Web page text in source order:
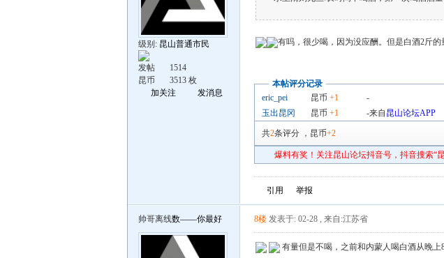
级别: 昆山普通市民
发帖
1514
昆币
3513 枚
加关注
发消息
有吗，很少喝，因为没应酬。但是白酒2斤
本帖评分记录
eric_pei
昆币 +1 -
玉出昆冈
昆币 +1 -来自 昆山论坛APP
共2条评分 ， 昆币+2
爆料有奖！关注昆山论坛抖音号，抖音搜索“
引用 举报
帅哥离线数——你最好 8楼 发表于: 02-28 , 来自:江苏省
有量但是不喝，之前和内蒙人喝白酒从晚